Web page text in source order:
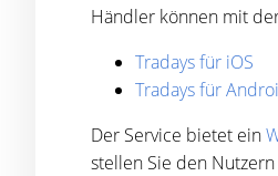
Händler können mit
Tradays für iOS
Tradays für
Der Service bietet ein
stellen Sie den